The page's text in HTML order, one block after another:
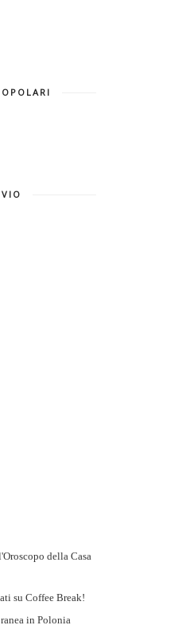
della Casa
su Coffee Break!
in Polonia